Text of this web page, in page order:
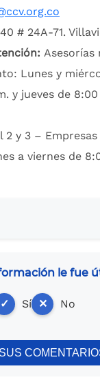
# 24A-71.
Asesorías
Lunes y
y jueves de
2 y 3 –
a viernes de
le fue
✓ Sí ✕ No